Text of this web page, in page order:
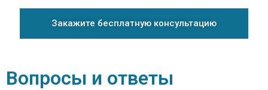
Закажите бесплатную консультацию
Вопросы и ответы